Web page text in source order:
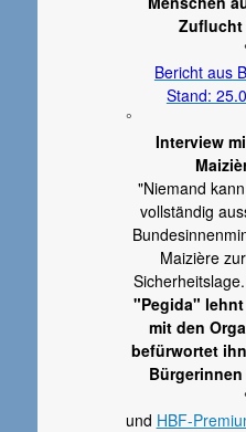
Bericht aus
Stand:
°
Interview
"Niemand
vollständig
Maizière
Sicherheitslage.
"Pegida"
mit den
befürwortet
und HBF-